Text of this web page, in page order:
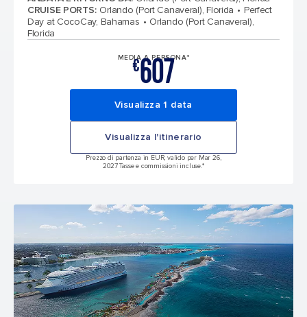
CRUISE PORTS: Orlando (Port Canaveral), Florida
Perfect
Day at CocoCay, Bahamas
Orlando (Port Canaveral),
Florida
MEDIA A PERSONA*
€607
Visualizza 1 data
Visualizza l'itinerario
Prezzo di partenza in EUR, valido per Mar 26,
2027 Tasse e commissioni incluse.*